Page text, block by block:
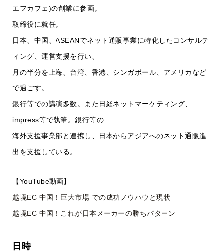
エフカフェ)の創業に参画。
取締役に就任。
日本、中国、ASEANでネット通販事業に特化したコンサルテ
ィング、運営支援を行い、
月の半分を上海、台湾、香港、シンガポール、アメリカなど
で過ごす。
銀行等での講演多数。また日経ネットマーケティング、
impress等で執筆。銀行等の
海外支援事業部と連携し、日本からアジアへのネット通販進
出を支援している。
【YouTube動画】
越境EC 中国！巨大市場 での成功ノウハウと現状
越境EC 中国！これが日本メーカーの勝ちパターン
日時